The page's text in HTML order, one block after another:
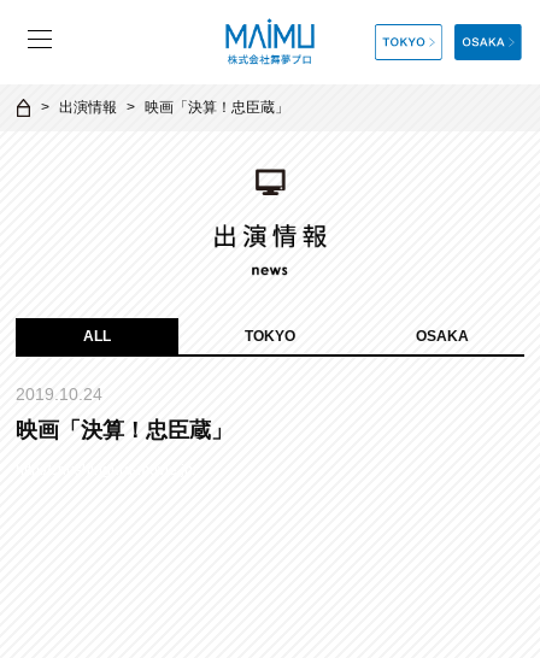
出演情報 映画「決算！忠臣蔵」
ALL TOKYO OSAKA
2019.10.24
映画「決算！忠臣蔵」